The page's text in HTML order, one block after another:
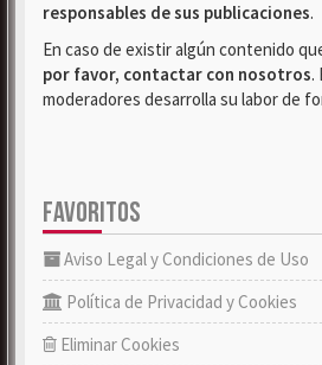
responsables de sus publicaciones.
En caso de existir algún contenido
por favor, contactar con nosotros.
moderadores desarrolla su labor de
FAVORITOS
Aviso Legal y Condiciones de Uso
Política de Privacidad y Cookies
Eliminar Cookies